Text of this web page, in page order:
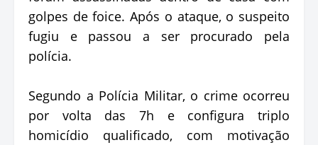
golpes de foice. Após o ataque, o suspeito
fugiu e passou a ser procurado pela
polícia.
Segundo a Polícia Militar, o crime ocorreu
por volta das 7h e configura triplo
homicídio qualificado, com motivação